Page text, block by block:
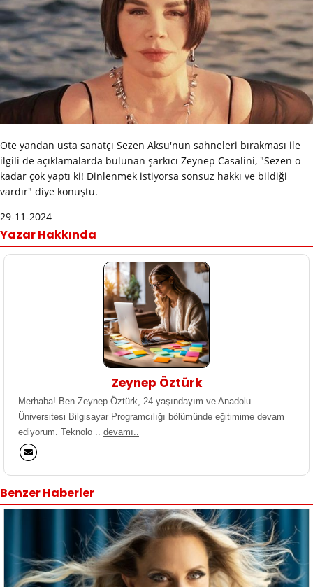
Öte yandan usta sanatçı Sezen Aksu'nun sahneleri bırakması ile
ilgili de açıklamalarda bulunan şarkıcı Zeynep Casalini, "Sezen o
kadar çok yaptı ki! Dinlenmek istiyorsa sonsuz hakkı ve bildiği
vardır" diye konuştu.
29-11-2024
Yazar Hakkında
Zeynep Öztürk
Merhaba! Ben Zeynep Öztürk, 24 yaşındayım ve Anadolu
Üniversitesi Bilgisayar Programcılığı bölümünde eğitimime devam
ediyorum. Teknolo .. devamı..
Benzer Haberler